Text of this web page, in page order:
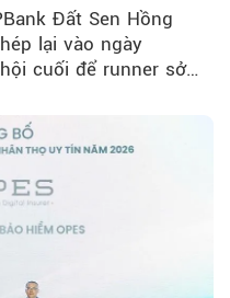
Đất Sen Hồng
lại vào ngày
cuối để runner sở